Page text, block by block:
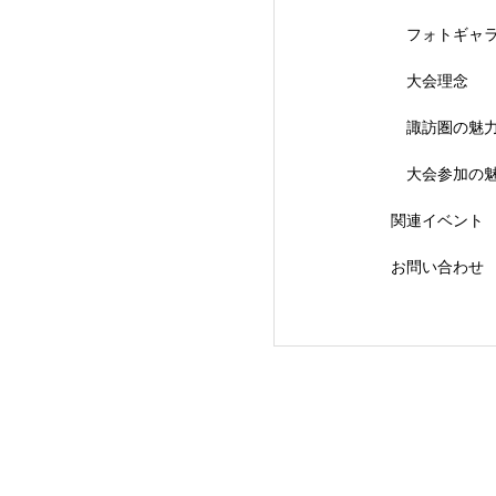
【会議報告】諏訪
フォトギャ
大会理念
諏訪圏の魅力
大会参加の
関連イベント
お問い合わせ